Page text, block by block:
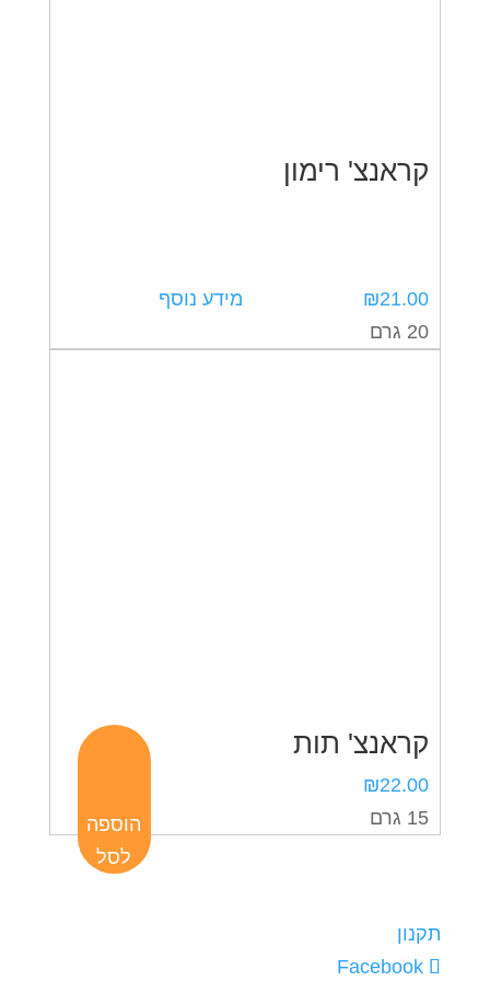
קראנצ' רימון
₪21.00
מידע נוסף
20 גרם
קראנצ' תות
₪22.00
הוספה
לסל
15 גרם
תקנון